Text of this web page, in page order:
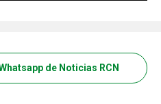
de Noticias RCN